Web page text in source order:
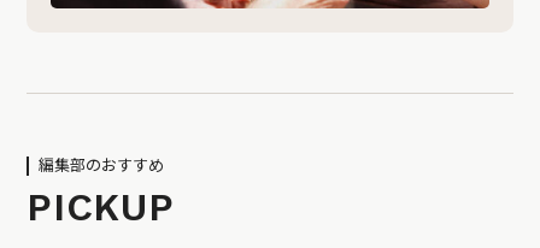
編集部のおすすめ
PICKUP